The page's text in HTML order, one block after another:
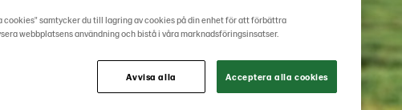
samtycker du till lagring av cookies på din enhet för att förbättra
webbplatsens användning och bistå i våra marknadsföringsinsatser.
Avvisa alla Acceptera alla cookies